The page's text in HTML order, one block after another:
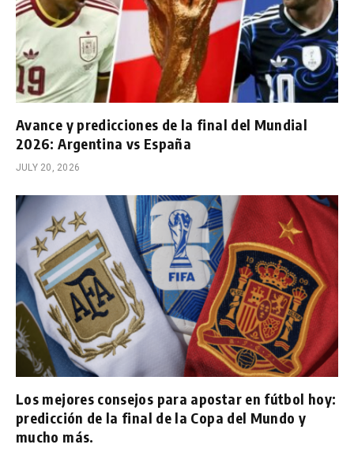
Avance y predicciones de la final del Mundial
2026: Argentina vs España
JULY 20, 2026
Los mejores consejos para apostar en fútbol hoy:
predicción de la final de la Copa del Mundo y
mucho más.